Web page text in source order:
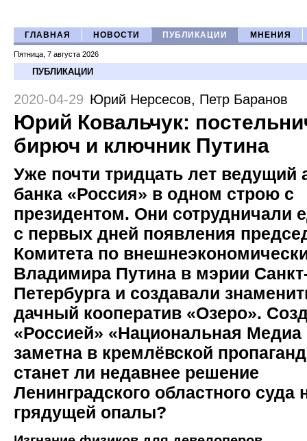
ГЛАВНАЯ НОВОСТИ ПУБЛИКАЦИИ МНЕНИЯ
Пятница, 7 августа 2026
ПУБЛИКАЦИИ
2020-04-29 Юрий Нерсесов, Петр Баранов
Юрий Ковальчук:
бирюч и ключник Путина
Уже почти тридцать лет ведущий
банка «Россия» в одном строю с
президентом. Они сотрудничали
с первых дней появления
Комитета по
Владимира Путина в мэрии
Петербурга и создавали
дачный кооператив «Озеро».
«Россией» «Национальная Медиа
заметна в кремлёвской
станет ли недавнее решение
Ленинградского областного суда
грядущей опалы?